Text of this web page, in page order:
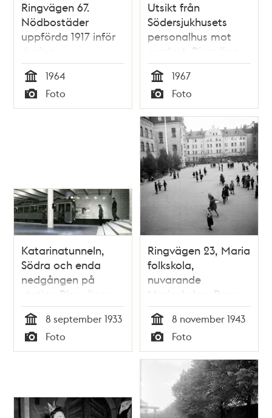
Ringvägen 67.
Nödbostäder
uppförda 1917 inför
rivning
Tid
1964
Typ
Foto
Utsikt från
Södersjukhusets
personalhus mot
nordost. Ringvägen
53 byggs
Tid
1967
Typ
Foto
Katarinatunneln,
Södra och enda
nedgången på
station Ringvägen
1933
Tid
8 september 1933
Typ
Foto
Ringvägen 23, Maria
folkskola,
nuvarande
Mariaskolan. Barn
leker på skolgården
Tid
8 november 1943
Typ
Foto